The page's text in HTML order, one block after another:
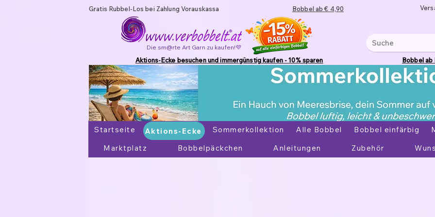
Gratis Rubbel-Los bei Zahlung Vorauskassa Bobbel ab € 4,90
Die sm@rte Art Garn zu kaufen!💜
Aktions-Ecke besuchen und immergünstig kaufen - 10% sparen Bobbel ab
Startseite Aktions-Ecke Sommerkollektion Alle Bobbel Bobbel einfärbig
Marktplatz
Bobbelpäckchen Anleitungen Zubehör
Aktions-Ecke